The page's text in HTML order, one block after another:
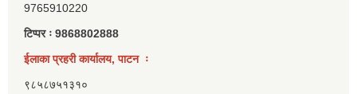
9765910220
टिप्पर ः 9868802888
ईलाका प्रहरी कार्यालय, पाटन ः
९८५८७५१३१०